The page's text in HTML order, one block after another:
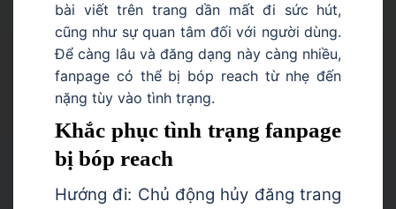
bài viết trên trang dần mất đi sức hút,
cũng như sự quan tâm đối với người dùng.
Để càng lâu và đăng dạng này càng nhiều,
fanpage có thể bị bóp reach từ nhẹ đến
nặng tùy vào tình trạng.
Khắc phục tình trạng fanpage
bị bóp reach
Hướng đi: Chủ động hủy đăng trang